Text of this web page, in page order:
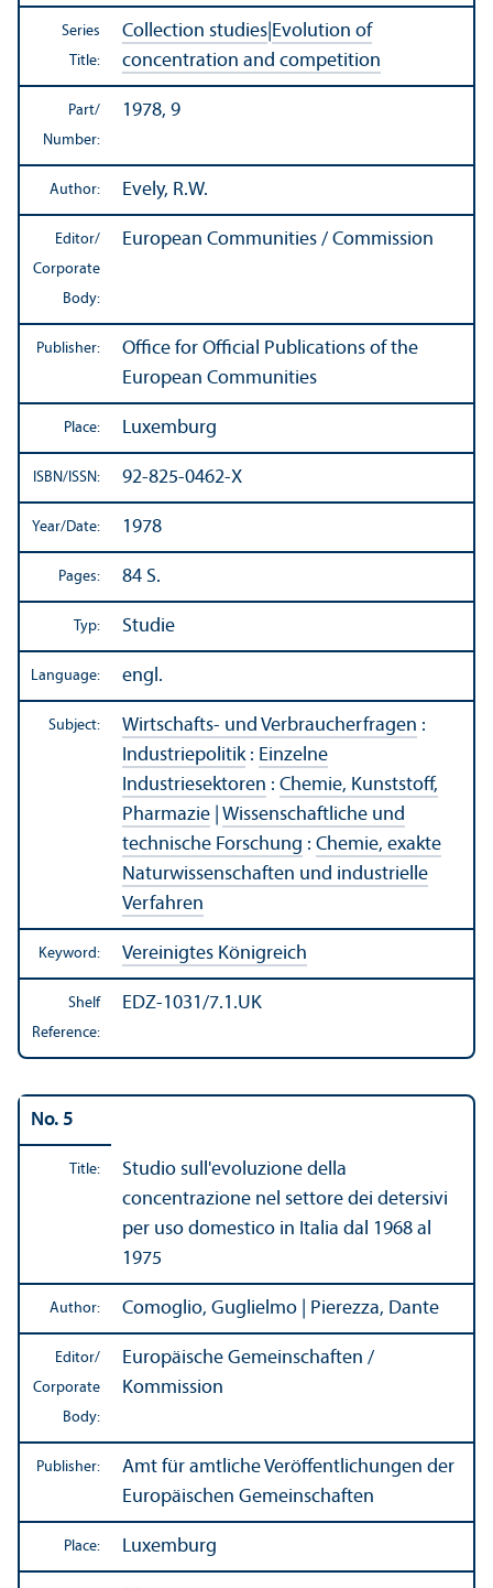
Series
Title:
Collection studies Evolution of
concentration and competition
Part/
Number:
1978, 9
Author: Evely, R.W.
Editor/
Corporate
Body:
European Communities / Commission
Publisher:
Office for Official Publications of the
European Communities
Place: Luxemburg
ISBN/ISSN: 92-825-0462-X
Year/Date: 1978
Pages: 84 S.
Typ: Studie
Language: engl.
Subject: Wirtschafts- und Verbraucherfragen :
Industriepolitik: Einzelne
Industriesektoren : Chemie, Kunststoff,
Pharmazie Wissenschaftliche und
technische Forschung : Chemie, exakte
Naturwissenschaften und industrielle
Verfahren
Keyword: Vereinigtes Königreich
Shelf
Reference:
EDZ-1031/7.1.UK
No. 5
Title:
Studio sull'evoluzione della
concentrazione nel settore dei detersivi
per uso domestico in Italia dal 1968 al
1975
Author: Comoglio, Guglielmo | Pierezza, Dante
Editor/
Corporate
Body:
Europäische Gemeinschaften /
Kommission
Publisher:
Amt für amtliche Veröffentlichungen der
Europäischen Gemeinschaften
Place: Luxemburg